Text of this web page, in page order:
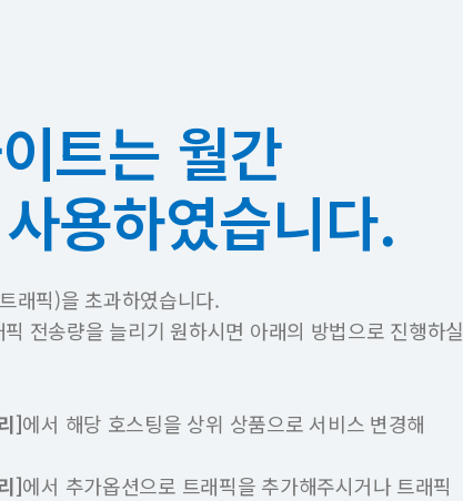
트는 월간
용하였습니다.
래픽)을 초과하였습니다.
전송량을 늘리기 원하시면 아래의 방법으로 진행하실
]에서 해당 호스팅을 상위 상품으로 서비스 변경해
]에서 추가옵션으로 트래픽을 추가해주시거나 트래픽